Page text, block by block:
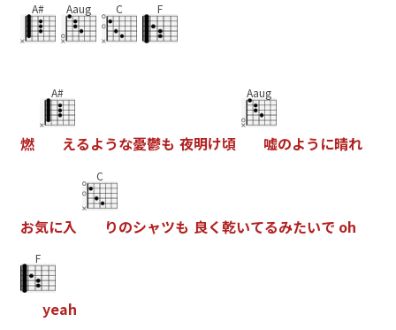
A# Aaug C F
燃
A#
えるような憂鬱も 夜明け頃
Aaug
嘘のよう に晴れ
お気に入
C
りのシャツも 良く乾いてるみたいで oh
F
yeah